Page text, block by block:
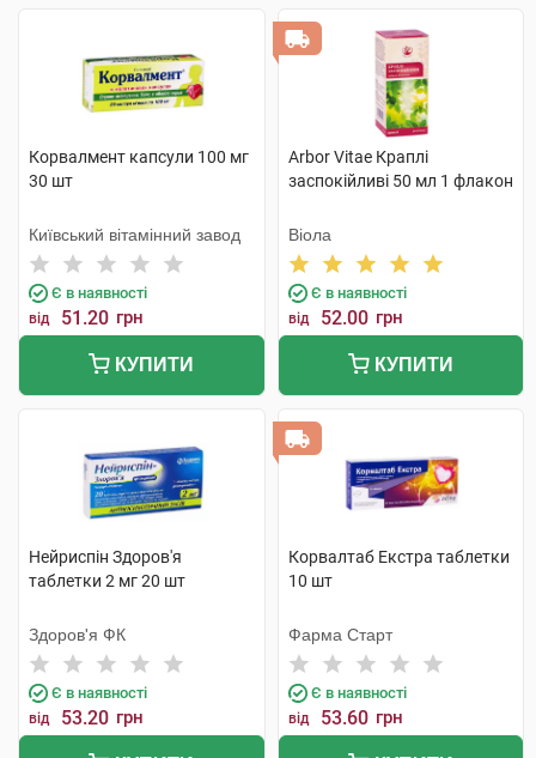
Корвалмент капсули 100 мг
30 шт
Київський вітамінний завод
Є в наявності
від 51.20 грн
КУПИТИ
Arbor Vitae Краплі
заспокійливі 50 мл 1 флакон
Віола
Є в наявності
від 52.00 грн
КУПИТИ
Нейриспін Здоров'я
таблетки 2 мг 20 шт
Здоров'я ФК
Є в наявності
від 53.20 грн
Корвалтаб Екстра таблетки
10 шт
Фарма Старт
Є в наявності
від 53.60 грн